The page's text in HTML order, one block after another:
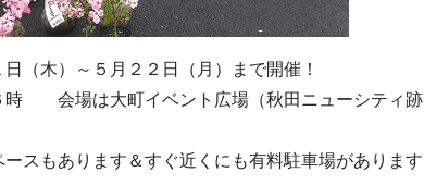
（木）～５月２２日（月）まで開催！
時 会場は大町イベント広場（秋田ニューシティ跡
スもあります＆すぐ近くにも有料駐車場があります